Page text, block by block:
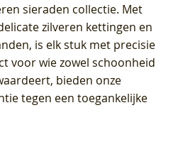
sieraden collectie. Met
zilveren kettingen en
is elk stuk met precisie
voor wie zowel schoonheid
bieden onze
tegen een toegankelijke